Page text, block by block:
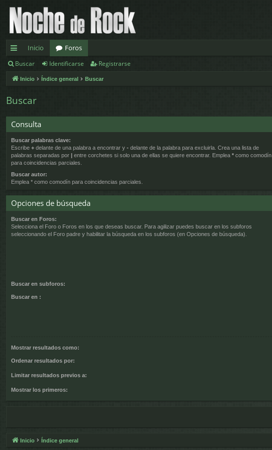
nl
ac
es
pi
d
os
Inicio
Foros
Buscar Identificarse Registrarse
Inicio Índice general Buscar
Buscar
Consulta
Buscar palabras clave:
Escribe + delante de una palabra a encontrar y - delante de la palabra para excluirla. Crea una lista de
palabras separadas por | entre corchetes si solo una de ellas se quiere encontrar. Emplea * como comodín
para coincidencias parciales.
Buscar autor:
Emplea * como comodín para coincidencias parciales.
Opciones de búsqueda
Buscar en Foros:
Selecciona el Foro o Foros en los que deseas buscar. Para agilizar puedes buscar en los subforos
seleccionando el Foro padre y habilitar la búsqueda en los subforos (en Opciones de búsqueda).
Buscar en subforos:
Buscar en :
Mostrar resultados como:
Ordenar resultados por:
Limitar resultados previos a:
Mostrar los primeros:
Inicio Índice general